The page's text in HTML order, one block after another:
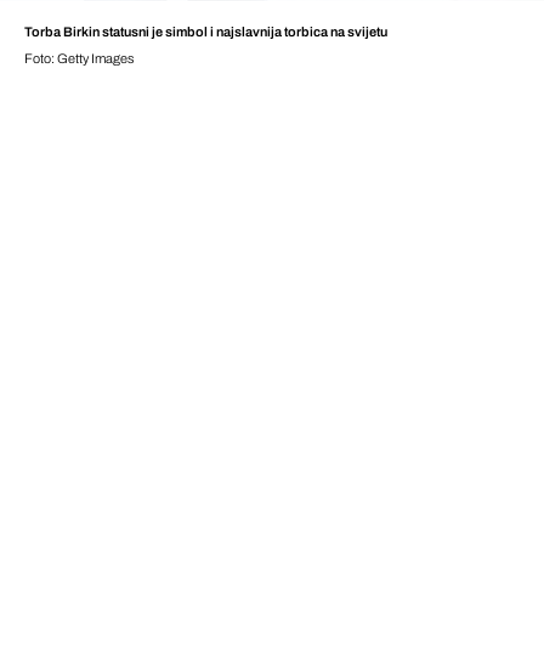
Torba Birkin statusni je simbol i najslavnija torbica na svijetu
Foto: Getty Images